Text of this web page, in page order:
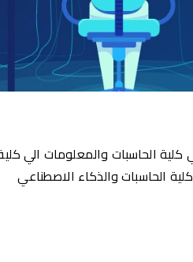
الحاسبات والمعلومات الي
الحاسبات والذكاء الاصطناعي